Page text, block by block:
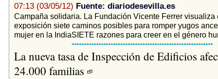
07:13 (03/05/12) Fuente: diariodesevilla.es
Campaña solidaria. La Fundación Vicente Ferrer visualiza
exposición siete caminos posibles para romper yugos
mujer en la IndiaSIETE razones para creer en el género
La nueva tasa de Inspección de Edificios
24.000 familias